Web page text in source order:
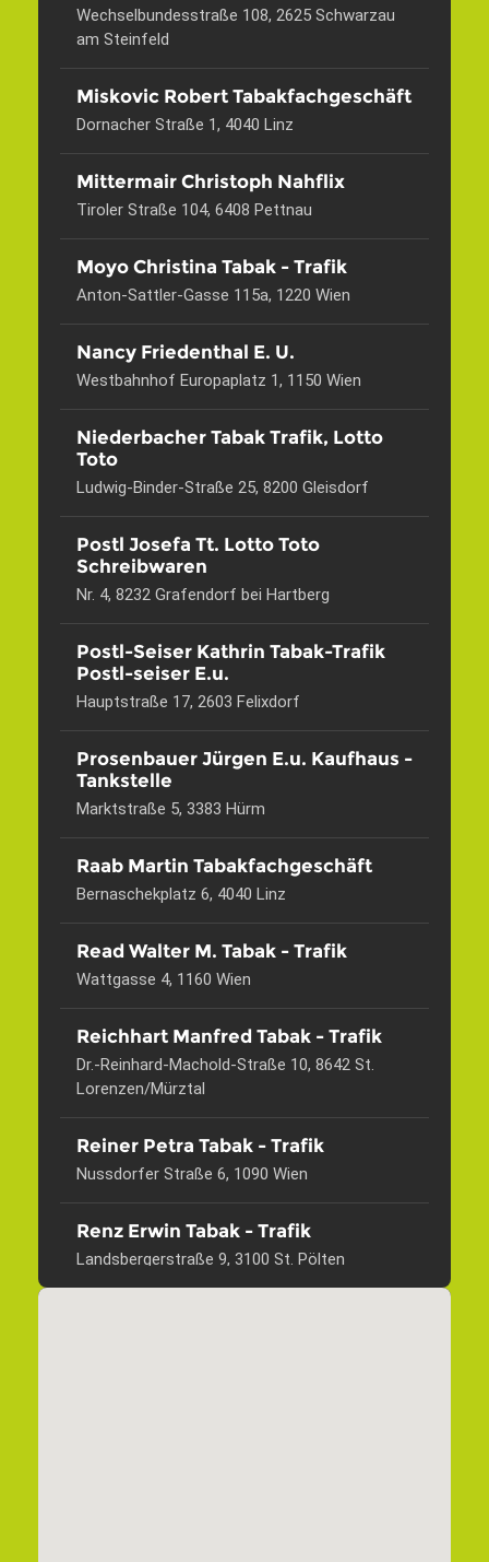
Wechselbundesstraße 108, 2625 Schwarzau
am Steinfeld
Miskovic Robert Tabakfachgeschäft
Dornacher Straße 1, 4040 Linz
Mittermair Christoph Nahflix
Tiroler Straße 104, 6408 Pettnau
Moyo Christina Tabak - Trafik
Anton-Sattler-Gasse 115a, 1220 Wien
Nancy Friedenthal E. U.
Westbahnhof Europaplatz 1, 1150 Wien
Niederbacher Tabak Trafik, Lotto
Toto
Ludwig-Binder-Straße 25, 8200 Gleisdorf
Postl Josefa Tt. Lotto Toto
Schreibwaren
Nr. 4, 8232 Grafendorf bei Hartberg
Postl-Seiser Kathrin Tabak-Trafik
Postl-seiser E.u.
Hauptstraße 17, 2603 Felixdorf
Prosenbauer Jürgen E.u. Kaufhaus -
Tankstelle
Marktstraße 5, 3383 Hürm
Raab Martin Tabakfachgeschäft
Bernaschekplatz 6, 4040 Linz
Read Walter M. Tabak - Trafik
Wattgasse 4, 1160 Wien
Reichhart Manfred Tabak - Trafik
Dr.-Reinhard-Machold-Straße 10, 8642 St.
Lorenzen/Mürztal
Reiner Petra Tabak - Trafik
Nussdorfer Straße 6, 1090 Wien
Renz Erwin Tabak - Trafik
Landsbergerstraße 9, 3100 St. Pölten